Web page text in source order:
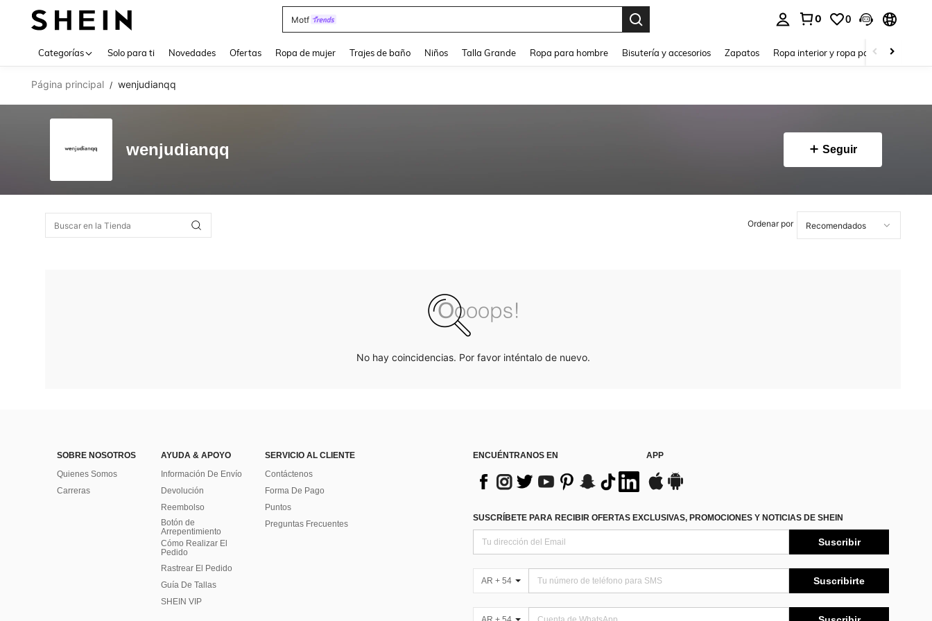
Motf
0 0
Categorías Solo para ti Novedades Ofertas Ropa de mujer Trajes de baño Niños Talla Grande Ropa para hombre Bisutería y accesorios Zapatos Ropa interior y ropa para dormir
Página principal / wenjudianqq
wenjudianqq Seguir
Ordenar por
No hay coincidencias. Por favor inténtalo de nuevo.
SOBRE NOSOTROS
Quienes Somos
Carreras
AYUDA & APOYO
Información De Envío
Devolución
Reembolso
Botón de
Arrepentimiento
Cómo Realizar El
Pedido
Rastrear El Pedido
Guía De Tallas
SHEIN VIP
SERVICIO AL CLIENTE
Contáctenos
Forma De Pago
Puntos
Preguntas Frecuentes
ENCUÉNTRANOS EN APP
SUSCRÍBETE PARA RECIBIR OFERTAS EXCLUSIVAS, PROMOCIONES Y NOTICIAS DE SHEIN
Suscribir
AR + 54 Suscribirte